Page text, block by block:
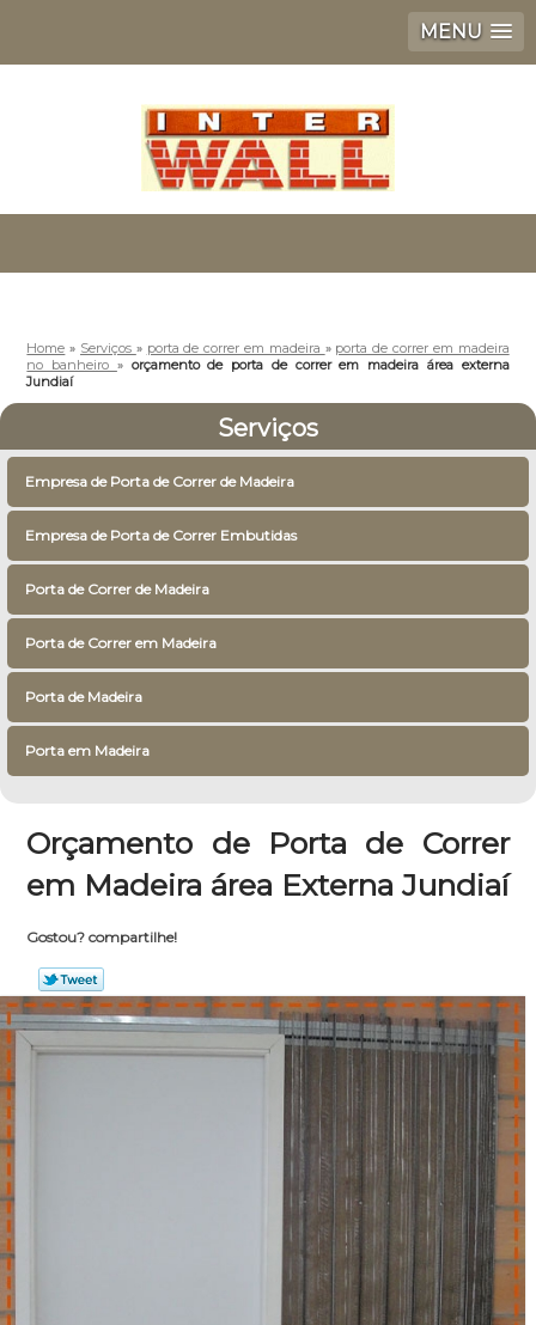
MENU
Home » Serviços » porta de correr em madeira » porta de correr em madeira
no banheiro » orçamento de porta de correr em madeira área externa
Jundiaí
Serviços
Empresa de Porta de Correr de Madeira
Empresa de Porta de Correr Embutidas
Porta de Correr de Madeira
Porta de Correr em Madeira
Porta de Madeira
Porta em Madeira
Orçamento de Porta de Correr
em Madeira área Externa Jundiaí
Gostou? compartilhe!